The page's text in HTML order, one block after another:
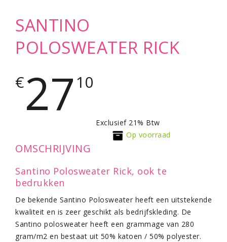
SANTINO
POLOSWEATER RICK
€2710
Exclusief 21% Btw
Op voorraad
OMSCHRIJVING
Santino Polosweater Rick, ook te
bedrukken
De bekende Santino Polosweater heeft een uitstekende
kwaliteit en is zeer geschikt als bedrijfskleding. De
Santino polosweater heeft een grammage van 280
gram/m2 en bestaat uit 50% katoen / 50% polyester.